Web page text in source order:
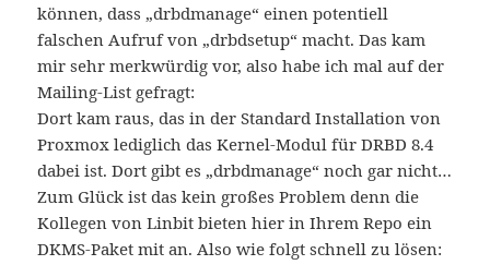
können, dass „drbdmanage“ einen potentiell
falschen Aufruf von „drbdsetup“ macht. Das kam
mir sehr merkwürdig vor, also habe ich mal auf der
Mailing-List gefragt:
Dort kam raus, das in der Standard Installation von
Proxmox lediglich das Kernel-Modul für DRBD 8.4
dabei ist. Dort gibt es „drbdmanage“ noch gar nicht…
Zum Glück ist das kein großes Problem denn die
Kollegen von Linbit bieten hier in Ihrem Repo ein
DKMS-Paket mit an. Also wie folgt schnell zu lösen: